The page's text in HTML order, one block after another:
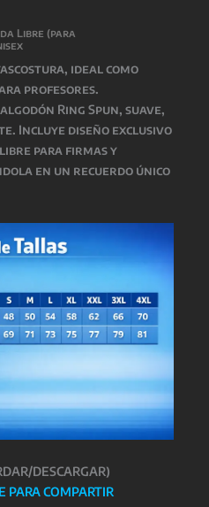
Libre (para
, ideal como
profesores.
Ring Spun, suave,
Incluye diseño exclusivo
para firmas y
en un recuerdo único
DESCARGAR)
PARA COMPARTIR